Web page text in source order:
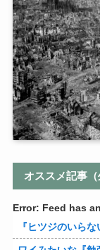
オススメ記事（
Error: Feed has
『ヒツジのいら